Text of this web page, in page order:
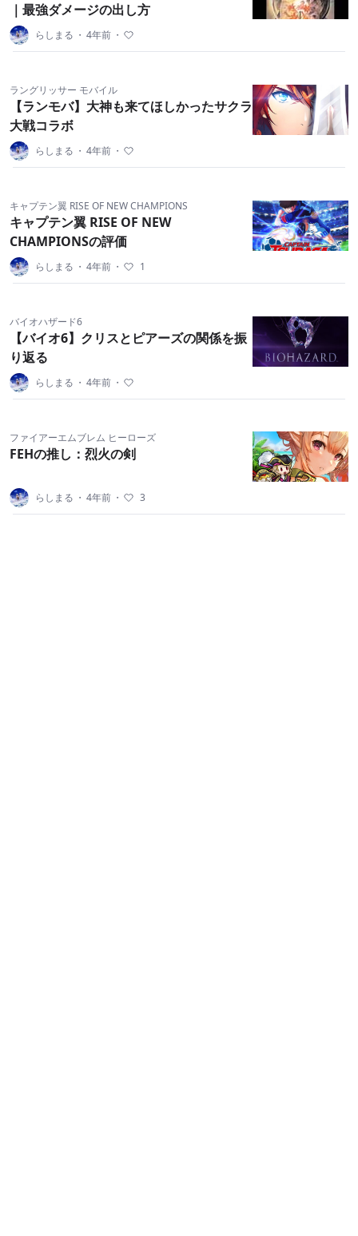
｜最強ダメージの出し方
らしまる ・ 4年前 ・
ラングリッサー モバイル
【ランモバ】大神も来てほしかったサクラ
大戦コラボ
らしまる ・ 4年前 ・
キャプテン翼 RISE OF NEW CHAMPIONS
キャプテン翼 RISE OF NEW
CHAMPIONSの評価
らしまる ・ 4年前 ・ 1
バイオハザード6
【バイオ6】クリスとピアーズの関係を振
り返る
らしまる ・ 4年前 ・
ファイアーエムブレム ヒーローズ
FEHの推し：烈火の剣
らしまる ・ 4年前 ・ 3